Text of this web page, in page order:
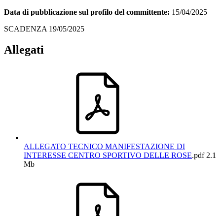
Data di pubblicazione sul profilo del committente: 15/04/2025
SCADENZA 19/05/2025
Allegati
ALLEGATO TECNICO MANIFESTAZIONE DI
INTERESSE CENTRO SPORTIVO DELLE ROSE.pdf2.1
Mb